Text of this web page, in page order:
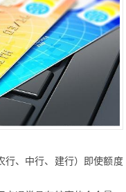
行、中行、建行）即使额度